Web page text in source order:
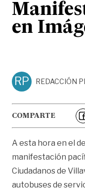
en
RP REDACCIÓN
COMPARTE
A esta hora en el
manifestación
Ciudadanos de
autobuses de